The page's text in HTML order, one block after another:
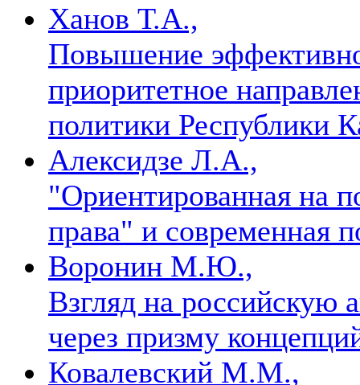
Ханов Т.А.,
Повышение
приоритетное
политики Республики
Алексидзе Л.А.,
"Ориентированная на
права" и
Воронин М.Ю.,
Взгляд на российскую
через призму
Ковалевский М.М.,